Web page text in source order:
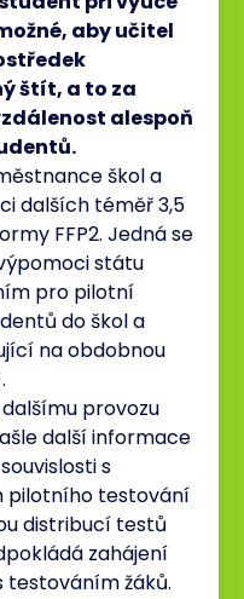
aby učitel
štít, a to za
alespoň
škol a
dalších téměř 3,5
FFP2. Jedná se
státu
pro pilotní
do škol a
na obdobnou
provozu
další informace
s
pilotního testování
distribucí testů
zahájení
testováním žáků.